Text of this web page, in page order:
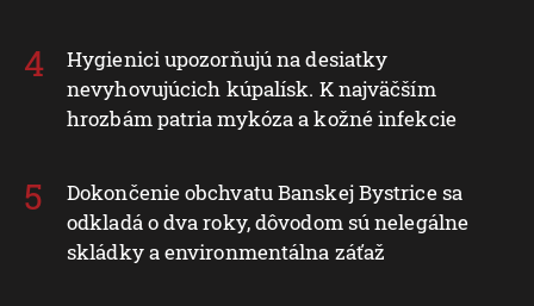
Hygienici upozorňujú na desiatky
nevyhovujúcich kúpalísk. K najväčším
hrozbám patria mykóza a kožné infekcie
Dokončenie obchvatu Banskej Bystrice sa
odkladá o dva roky, dôvodom sú nelegálne
skládky a environmentálna záťaž